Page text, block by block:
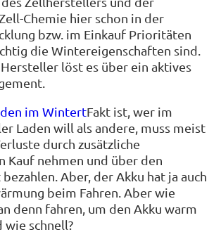
Chemie hier schon in der
bzw. im Einkauf Prioritäten
die Wintereigenschaften sind.
löst es über ein aktives
Fakt ist, wer im
Laden will als andere, muss meist
durch zusätzliche
Kauf nehmen und über den
Aber, der Akku hat ja auch
beim Fahren. Aber wie
denn fahren, um den Akku warm
wie schnell?